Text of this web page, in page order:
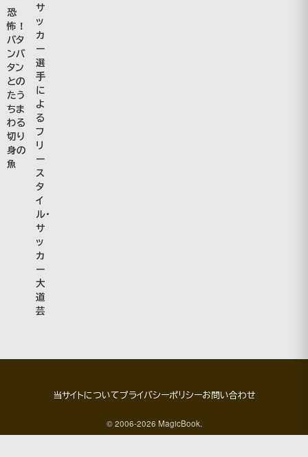
恐
怖！
バタ
ンバ
タン
との
たう
ちま
わる
切り
身の
魚
サ
ッ
カ
ー
選
手
に
よ
る
フ
リ
ー
ス
タ
イ
ル・
サ
ッ
カ
ー
大
道
芸
当サイトについてプライバシーポリシーお問い合わせ
© 2006-2026 MagicBook.